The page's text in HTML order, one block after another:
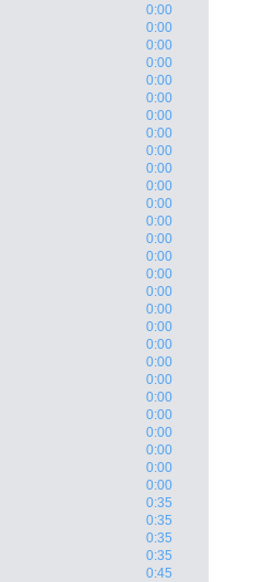
0:00
0:00
0:00
0:00
0:00
0:00
0:00
0:00
0:00
0:00
0:00
0:00
0:00
0:00
0:00
0:00
0:00
0:00
0:00
0:00
0:00
0:00
0:00
0:00
0:00
0:00
0:00
0:00
0:35
0:35
0:35
0:35
0:45